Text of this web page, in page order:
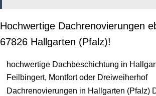
Hochwertige Dachrenovierungen
67826 Hallgarten (Pfalz)!
hochwertige Dachbeschichtung in
Feilbingert, Montfort oder Dreiweiherhof
Dachrenovierungen in Hallgarten (Pfalz)